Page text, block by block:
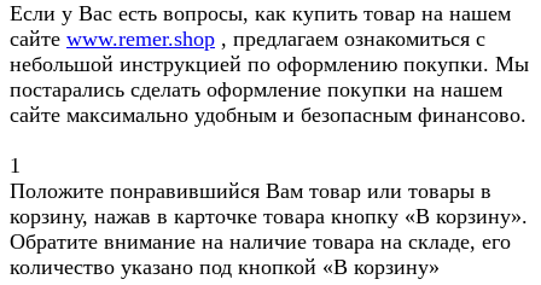
Если у Вас есть вопросы, как купить товар на нашем
сайте www.remer.shop , предлагаем ознакомиться с
небольшой инструкцией по оформлению покупки. Мы
постарались сделать оформление покупки на нашем
сайте максимально удобным и безопасным финансово.
1
Положите понравившийся Вам товар или товары в
корзину, нажав в карточке товара кнопку «В корзину».
Обратите внимание на наличие товара на складе, его
количество указано под кнопкой «В корзину»